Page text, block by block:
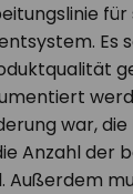
für
Es
war,
Anzahl der
Außerdem